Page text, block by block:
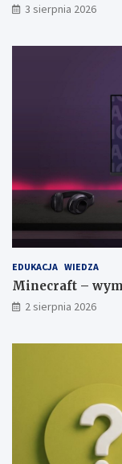
3 sierpnia 2026
EDUKACJA WIEDZA
Minecraft –
2 sierpnia 2026